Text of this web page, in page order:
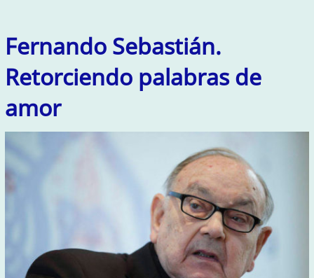
Fernando Sebastián.
Retorciendo palabras de
amor